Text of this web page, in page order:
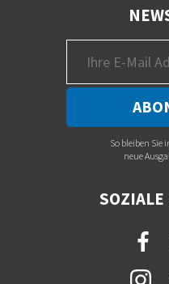
So bleiben
neue
SOZIALE